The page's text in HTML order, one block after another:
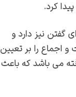
گفتن نیز دارد و
اجماع را بر تعیین
می باشد که باعث